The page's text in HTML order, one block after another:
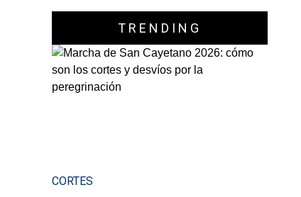
TRENDING
CORTES